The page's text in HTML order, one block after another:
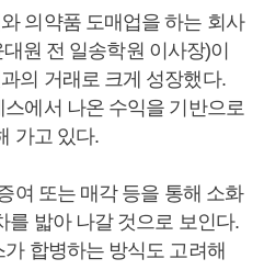
의약품 도매업을 하는 회사
원 전 일송학원 이사장)이
의 거래로 크게 성장했다.
에서 나온 수익을 기반으로
가고 있다.
여 또는 매각 등을 통해 소화
를 밟아 나갈 것으로 보인다.
합병하는 방식도 고려해